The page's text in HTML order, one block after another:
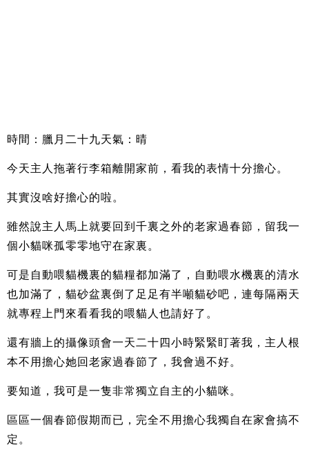
時間：臘月二十九天氣：晴
今天主人拖著行李箱離開家前，看我的表情十分擔心。
其實沒啥好擔心的啦。
雖然說主人馬上就要回到千裏之外的老家過春節，留我一
個小貓咪孤零零地守在家裏。
可是自動喂貓機裏的貓糧都加滿了，自動喂水機裏的清水
也加滿了，貓砂盆裏倒了足足有半噸貓砂吧，連每隔兩天
就專程上門來看看我的喂貓人也請好了。
還有牆上的攝像頭會一天二十四小時緊緊盯著我，主人根
本不用擔心她回老家過春節了，我會過不好。
要知道，我可是一隻非常獨立自主的小貓咪。
區區一個春節假期而已，完全不用擔心我獨自在家會搞不
定。